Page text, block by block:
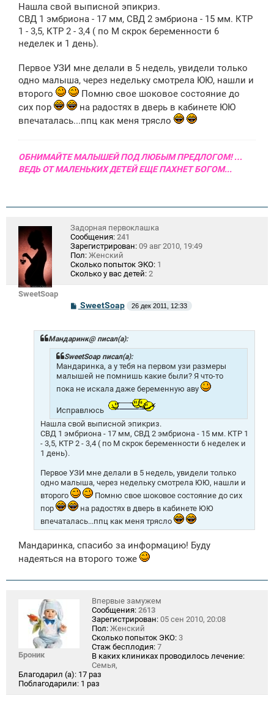
Нашла свой выписной эпикриз.
СВД 1 эмбриона - 17 мм, СВД 2 эмбриона - 15 мм. КТР
1 - 3,5, КТР 2 - 3,4 ( по М скрок беременности 6
неделек и 1 день).
Первое УЗИ мне делали в 5 недель, увидели только
одно малыша, через недельку смотрела ЮЮ, нашли и
второго
Помню свое шоковое состояние до
сих пор
на радостях в дверь в кабинете ЮЮ
впечаталась...ппц как меня трясло
ОБНИМАЙТЕ МАЛЫШЕЙ ПОД ЛЮБЫМ ПРЕДЛОГОМ! …
ВЕДЬ ОТ МАЛЕНЬКИХ ДЕТЕЙ ЕЩЕ ПАХНЕТ БОГОМ...
SweetSoap
Задорная первоклашка
Сообщения: 241
Зарегистрирован: 09 авг 2010, 19:49
Пол: Женский
Сколько попыток ЭКО: 1
Сколько у вас детей: 2
С
о
б
щ
е
н
и
SweetSoap 26 дек 2011, 12:33
Мандаринк@ писал(а):
SweetSoap писал(а):
Мандаринка, а у тебя на первом узи размеры
малышей не помнишь какие были? Я что-то
пока не искала даже беременную аву
Исправлюсь
Нашла свой выписной эпикриз.
СВД 1 эмбриона - 17 мм, СВД 2 эмбриона - 15 мм. КТР 1
- 3,5, КТР 2 - 3,4 ( по М скрок беременности 6 неделек и
1 день).
Первое УЗИ мне делали в 5 недель, увидели только
одно малыша, через недельку смотрела ЮЮ, нашли и
второго
Помню свое шоковое состояние до сих
пор
на радостях в дверь в кабинете ЮЮ
впечаталась...ппц как меня трясло
Мандаринка, спасибо за информацию! Буду
надеяться на второго тоже
Броник
Впервые замужем
Сообщения: 2613
Зарегистрирован: 05 сен 2010, 20:08
Пол: Женский
Сколько попыток ЭКО: 3
Стаж бесплодия: 7
В каких клиниках проводилось лечение:
Семья,
Благодарил (а): 17 раз
Поблагодарили: 1 раз